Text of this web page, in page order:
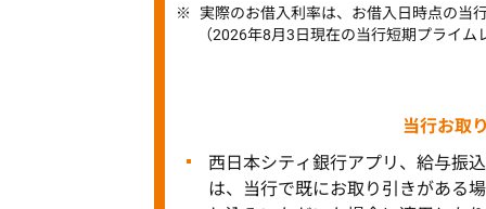
実際のお借入利率は、お借入日時点の当
（2026年8月3日現在の当行短期プライ
当行お取
西日本シティ銀行アプリ、給与振
は、当行で既にお取り引きがある